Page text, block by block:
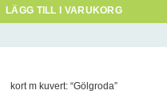
LÄGG TILL I VARUKORG
kort m kuvert: “Gölgroda”